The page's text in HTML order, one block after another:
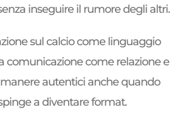
inseguire il rumore degli altri.
sul calcio come linguaggio
comunicazione come relazione e
autentici anche quando
a diventare format.